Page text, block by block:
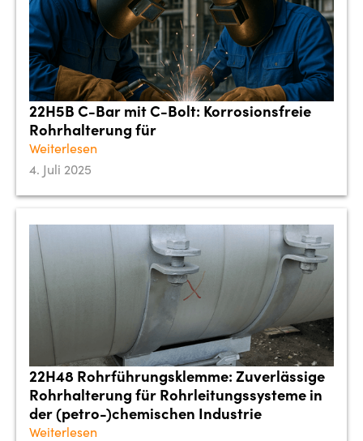
22H5B C-Bar mit C-Bolt: Korrosionsfreie
Rohrhalterung für
Weiterlesen
4. Juli 2025
22H48 Rohrführungsklemme: Zuverlässige
Rohrhalterung für Rohrleitungssysteme in
der (petro-)chemischen Industrie
Weiterlesen